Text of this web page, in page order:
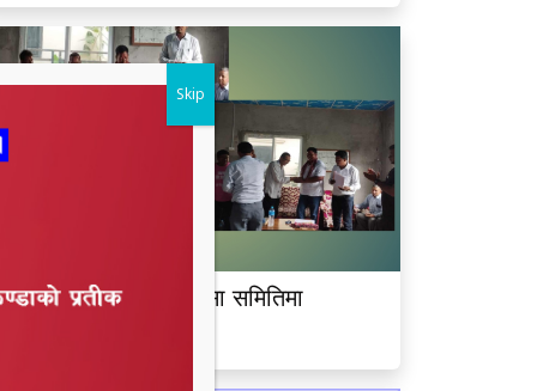
नगर बरघर भलमन्सा समितिमा
Skip